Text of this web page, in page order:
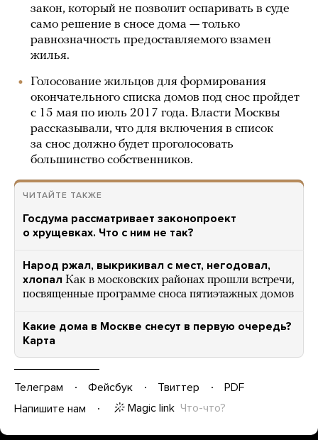
закон, который не позволит оспаривать в суде
само решение в сносе дома — только
равнозначность предоставляемого взамен
жилья.
Голосование жильцов для формирования
окончательного списка домов под снос пройдет
с 15 мая по июль 2017 года. Власти Москвы
рассказывали, что для включения в список
за снос должно будет проголосовать
большинство собственников.
ЧИТАЙТЕ ТАКЖЕ
Госдума рассматривает законопроект
о хрущевках. Что с ним не так?
Народ ржал, выкрикивал с мест, негодовал,
хлопал Как в московских районах прошли встречи,
посвященные программе сноса пятиэтажных домов
Какие дома в Москве снесут в первую очередь?
Карта
Телеграм Фейсбук Твиттер
PDF
Напишите нам
Magic link Что-что?